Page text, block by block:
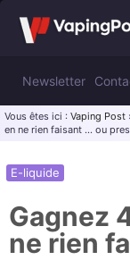
Newsletter
Vous êtes ici : Vaping Post
en ne rien faisant … ou
Gagnez
ne rien
E-liquide